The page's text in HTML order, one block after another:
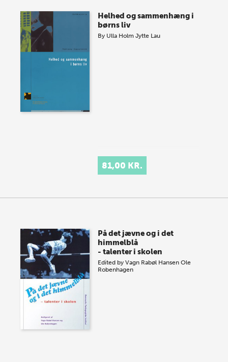
Helhed og sammenhæng i
børns liv
By Ulla Holm Jytte Lau
81,00 KR.
På det jævne og i det
himmelblå
- talenter i skolen
Edited byVagn Rabøl Hansen Ole
Robenhagen